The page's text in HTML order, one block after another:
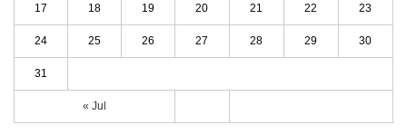
« Jul
17 18 19 20 21 22 23
24 25 26 27 28 29 30
31